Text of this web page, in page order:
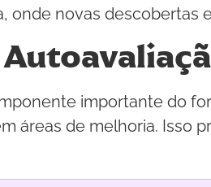
onde novas descobertas
importante do
áreas de melhoria. Isso